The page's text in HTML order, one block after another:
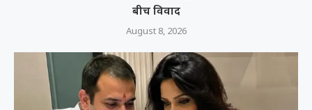
बीच विवाद
August 8, 2026